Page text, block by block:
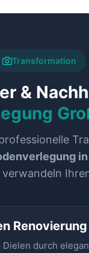
Transformation
&
Renovierung
durch